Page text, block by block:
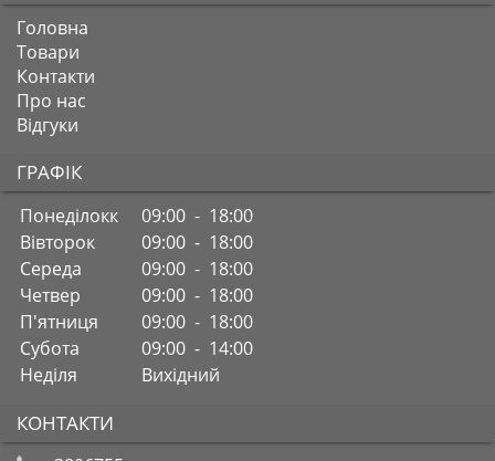
Головна
Товари
Контакти
Про нас
Відгуки
ГРАФІК
Понеділокк
09:00 - 18:00
Вівторок
09:00 - 18:00
Середа
09:00 - 18:00
Четвер
09:00 - 18:00
П'ятниця
09:00 - 18:00
Субота
09:00 - 14:00
Неділя
Вихідний
КОНТАКТИ